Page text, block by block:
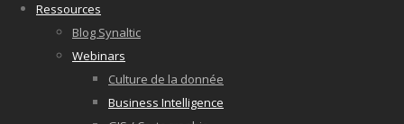
Ressources
Blog Synaltic
Webinars
Culture de la donnée
Business Intelligence